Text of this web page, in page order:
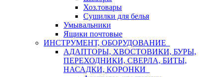
Хоз.товары
Сушилки для белья
Умывальники
Ящики почтовые
ИНСТРУМЕНТ, ОБОРУДОВАНИЕ
АДАПТОРЫ, ХВОСТОВИКИ, БУРЫ,
ПЕРЕХОДНИКИ, СВЕРЛА, БИТЫ,
НАСАДКИ, КОРОНКИ